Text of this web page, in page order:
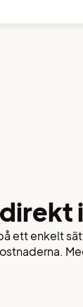
ett enkelt